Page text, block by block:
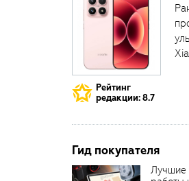
Рейтинг
редакции: 8.7
Гид покупателя
Лучшие